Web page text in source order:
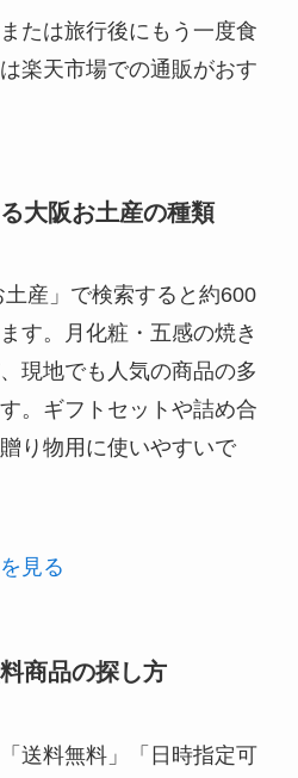
たは旅行後にもう一度食
楽天市場での通販がおす
大阪お土産の種類
産」で検索すると約600
す。月化粧・五感の焼き
現地でも人気の商品の多
。ギフトセットや詰め合
り物用に使いやすいで
見る
商品の探し方
送料無料」「日時指定可